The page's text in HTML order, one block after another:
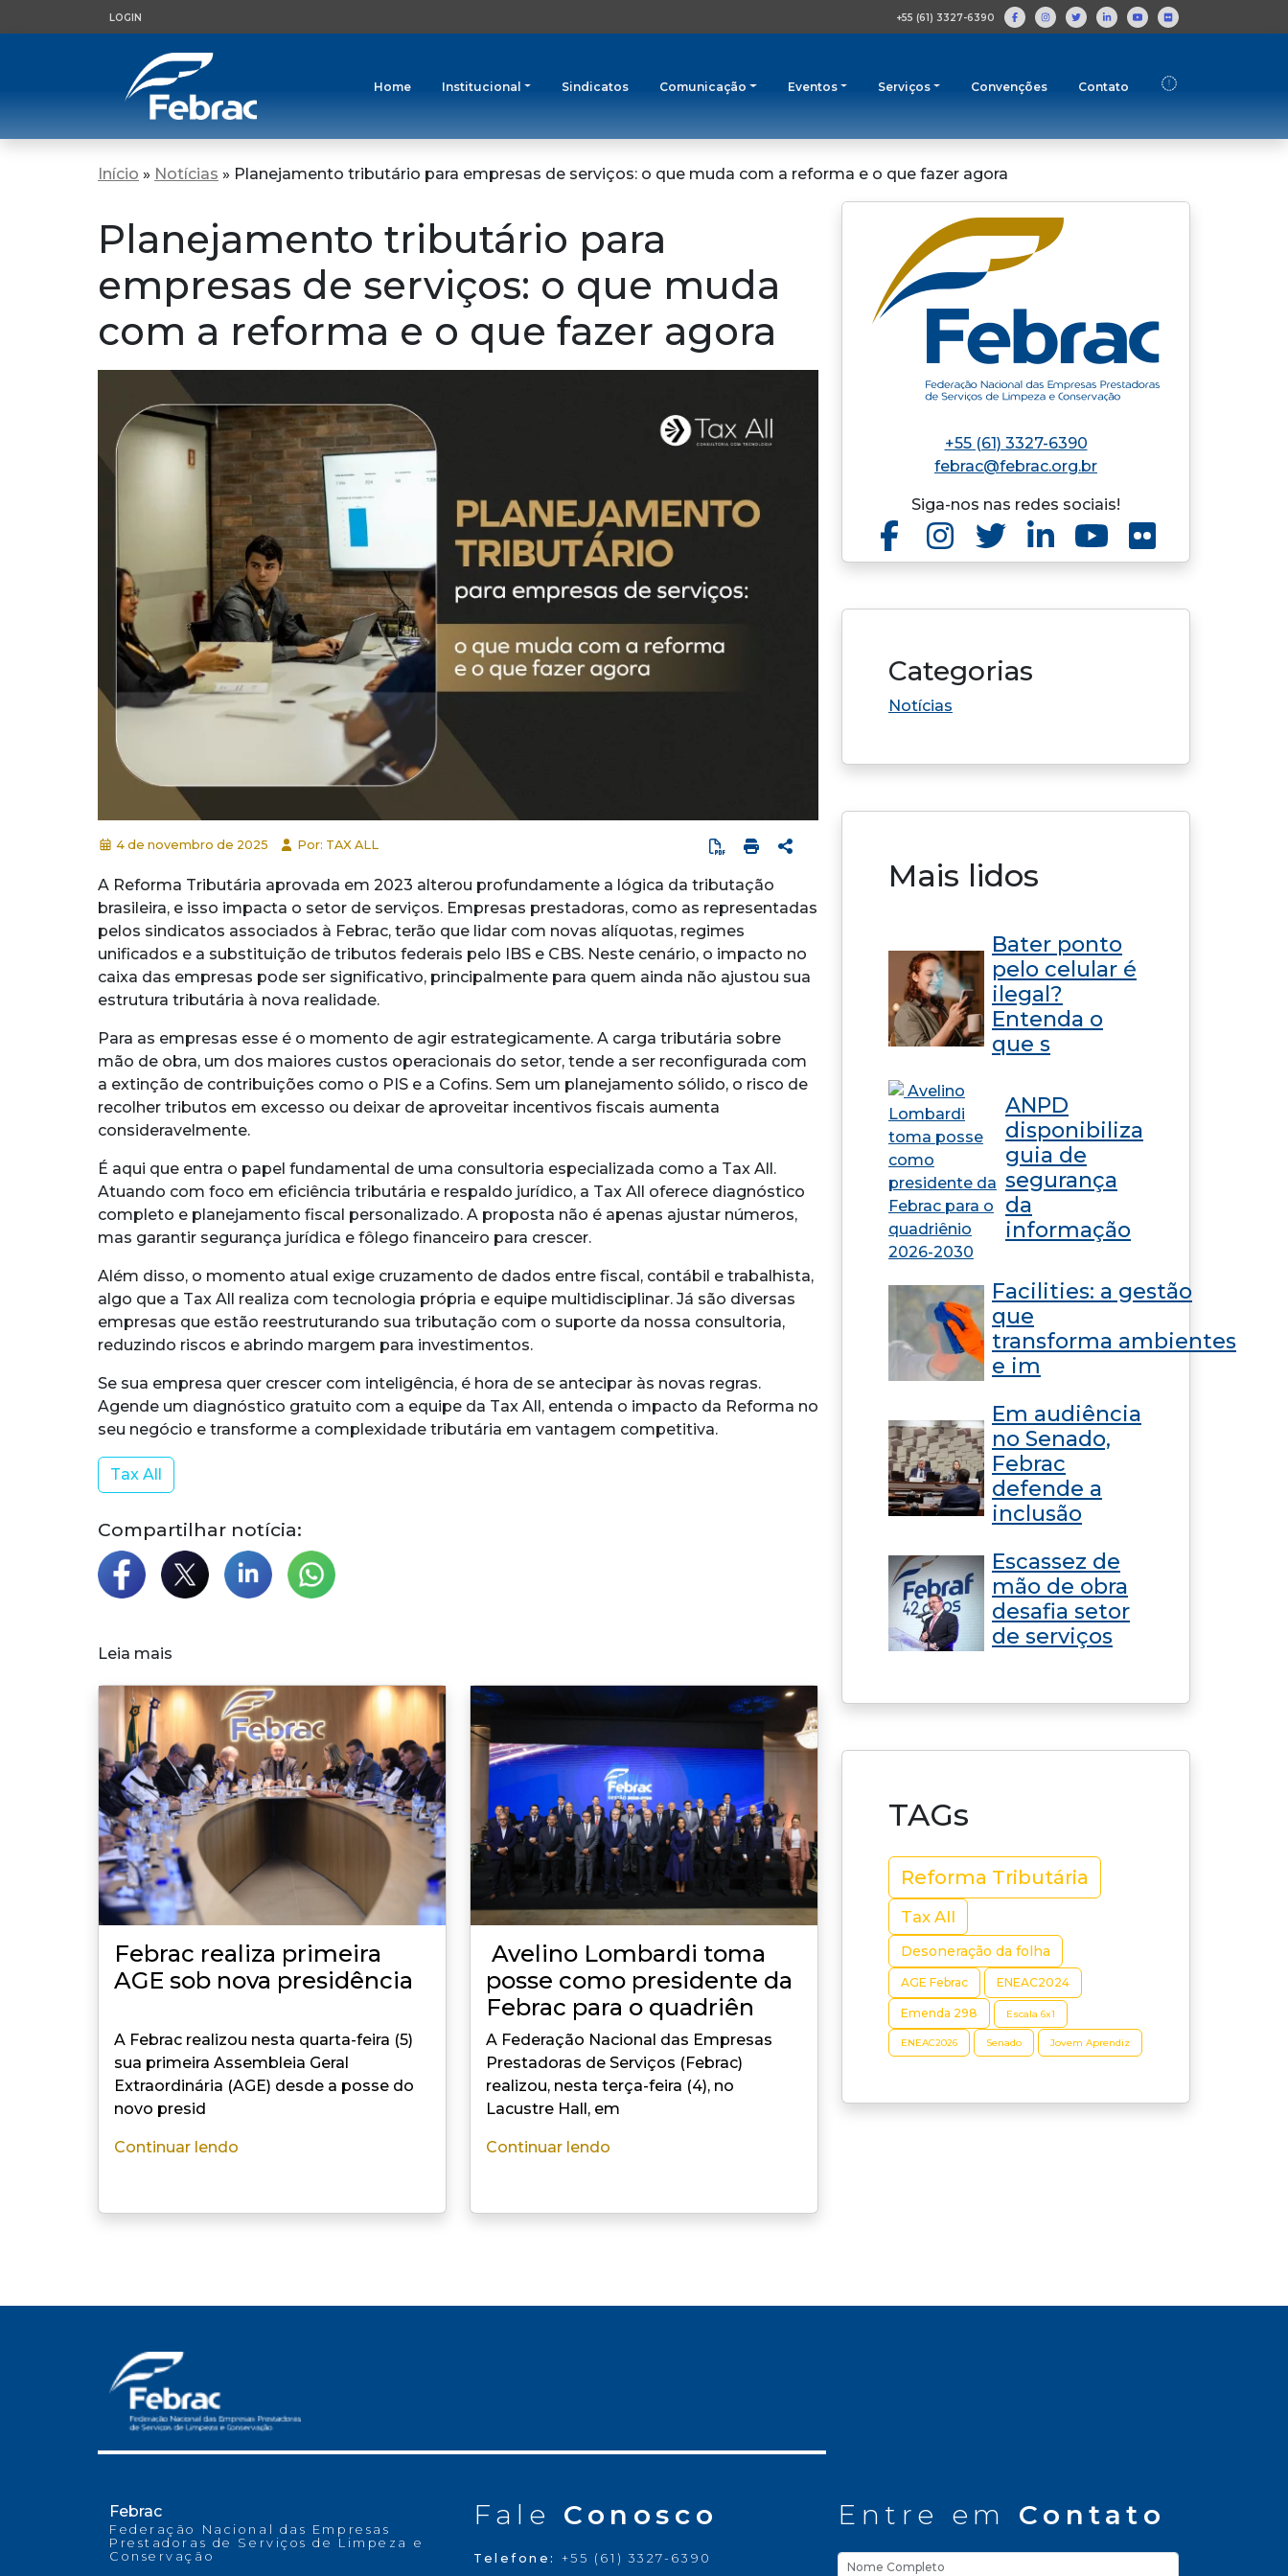
LOGIN +55 (61) 3327-6390
Home Institucional Sindicatos Comunicação Eventos Serviços Convenções Contato
Início » Notícias » Planejamento tributário para empresas de serviços: o que muda com a reforma e o que fazer agora
Planejamento tributário para
empresas de serviços: o que muda
com a reforma e o que fazer agora
4 de novembro de 2025 Por: TAX ALL
A Reforma Tributária aprovada em 2023 alterou profundamente a lógica da tributação
brasileira, e isso impacta o setor de serviços. Empresas prestadoras, como as representadas
pelos sindicatos associados à Febrac, terão que lidar com novas alíquotas, regimes
unificados e a substituição de tributos federais pelo IBS e CBS. Neste cenário, o impacto no
caixa das empresas pode ser significativo, principalmente para quem ainda não ajustou sua
estrutura tributária à nova realidade.
Para as empresas esse é o momento de agir estrategicamente. A carga tributária sobre
mão de obra, um dos maiores custos operacionais do setor, tende a ser reconfigurada com
a extinção de contribuições como o PIS e a Cofins. Sem um planejamento sólido, o risco de
recolher tributos em excesso ou deixar de aproveitar incentivos fiscais aumenta
consideravelmente.
É aqui que entra o papel fundamental de uma consultoria especializada como a Tax All.
Atuando com foco em eficiência tributária e respaldo jurídico, a Tax All oferece diagnóstico
completo e planejamento fiscal personalizado. A proposta não é apenas ajustar números,
mas garantir segurança jurídica e fôlego financeiro para crescer.
Além disso, o momento atual exige cruzamento de dados entre fiscal, contábil e trabalhista,
algo que a Tax All realiza com tecnologia própria e equipe multidisciplinar. Já são diversas
empresas que estão reestruturando sua tributação com o suporte da nossa consultoria,
reduzindo riscos e abrindo margem para investimentos.
Se sua empresa quer crescer com inteligência, é hora de se antecipar às novas regras.
Agende um diagnóstico gratuito com a equipe da Tax All, entenda o impacto da Reforma no
seu negócio e transforme a complexidade tributária em vantagem competitiva.
Tax All
Compartilhar notícia:
Leia mais
Febrac realiza primeira
AGE sob nova presidência
A Febrac realizou nesta quarta-feira (5)
sua primeira Assembleia Geral
Extraordinária (AGE) desde a posse do
novo presid
Continuar lendo
Avelino Lombardi toma
posse como presidente da
Febrac para o quadriên
A Federação Nacional das Empresas
Prestadoras de Serviços (Febrac)
realizou, nesta terça-feira (4), no
Lacustre Hall, em
Continuar lendo
+55 (61) 3327-6390
febrac@febrac.org.br
Siga-nos nas redes sociais!
Categorias
Notícias
Mais lidos
Bater ponto
pelo celular é
ilegal?
Entenda o
que s
ANPD
disponibiliza
guia de
segurança
da
informação
Facilities: a gestão
que
transforma ambientes
e im
Em audiência
no Senado,
Febrac
defende a
inclusão
Escassez de
mão de obra
desafia setor
de serviços
TAGs
Reforma Tributária
Tax All
Desoneração da folha
AGE Febrac ENEAC2024
Emenda 298 Escala 6x1
ENEAC2026 Senado Jovem Aprendiz
Febrac
Federação Nacional das Empresas
Prestadoras de Serviços de Limpeza e
Conservação
Fale Conosco
Telefone: +55 (61) 3327-6390
Entre em Contato
Nome Completo